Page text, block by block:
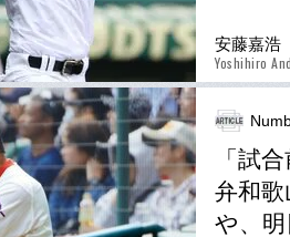
安藤嘉浩
Yoshihiro
「試
弁和
や、明